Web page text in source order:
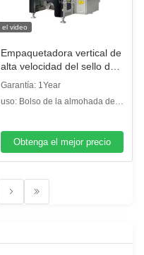
el video
Empaquetadora vertical de
alta velocidad del sello de
plástico V520 para el polvo
automáticamente
Garantía: 1Year
uso: Bolso de la almohada del
Obtenga el mejor precio